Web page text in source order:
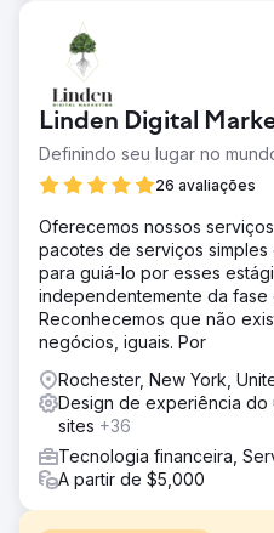
Linden Digital
Definindo seu lugar no
26 avaliações
Oferecemos nossos
pacotes de serviços
para guiá-lo por esses
independentemente da
Reconhecemos que não
negócios, iguais. Por
Rochester, New York,
Design de experiência do
sites +36
Tecnologia financeira,
A partir de $5,000